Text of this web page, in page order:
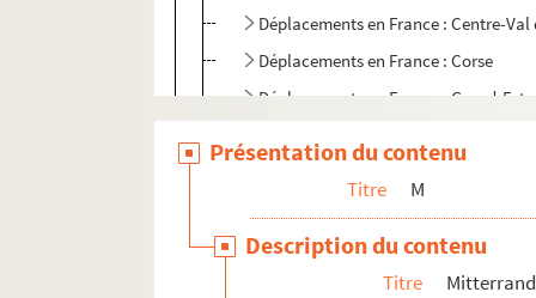
Déplacements en France : Centre-Val
Déplacements en France : Corse
Déplacements en France : Grand-Est
Déplacements en France : Nouvelle-
Déplacements en France : Occitanie
Présentation du contenu
Titre M
Description du contenu
Titre